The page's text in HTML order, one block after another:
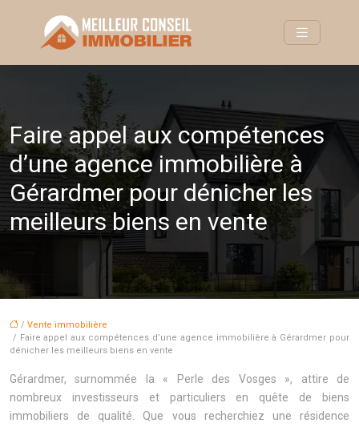
Faire appel aux compétences
d’une agence immobilière à
Gérardmer pour dénicher les
meilleurs biens en vente
/ Vente immobilière
/ Faire appel aux compétences d’une agence immobilière à Gérardmer pour
dénicher les meilleurs biens en vente
Gérardmer, surnommée la « Perle des Vosges », attire de
nombreux investisseurs et particuliers en quête de biens
immobiliers de qualité. Que vous recherchiez une résidence